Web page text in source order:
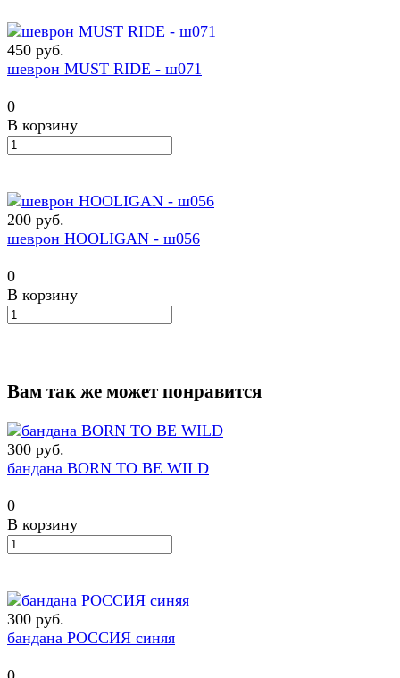
450 руб.
шеврон MUST RIDE - ш071
0
В корзину
200 руб.
шеврон HOOLIGAN - ш056
0
В корзину
Вам так же может понравится
300 руб.
бандана BORN TO BE WILD
0
В корзину
300 руб.
бандана РОССИЯ синяя